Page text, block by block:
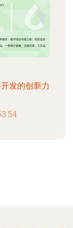
发的创新力